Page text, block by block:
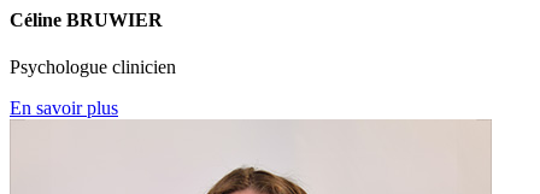
Céline BRUWIER
Psychologue clinicien
En savoir plus